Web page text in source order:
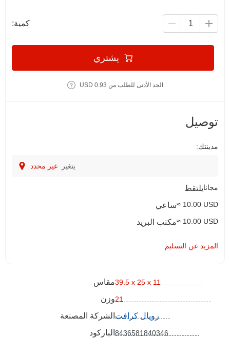
كمية:
يشتري
الحد الأدنى للطلب من 0.93 USD
توصيل
مدينتك:
غير محدد يتغير
يلتقطمجانا
ساعي≈ 10.00 USD
مكتب البريد≈ 10.00 USD
المزيد عن التسليم
مقاس39.5 x 25 x 11
وزن21
الشركة المصنعة رويال كرافت
الباركود 8436581840346